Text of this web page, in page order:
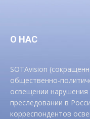
О НАС
SOTAvision
общественно-
освещении
преследовании в
корреспондентов